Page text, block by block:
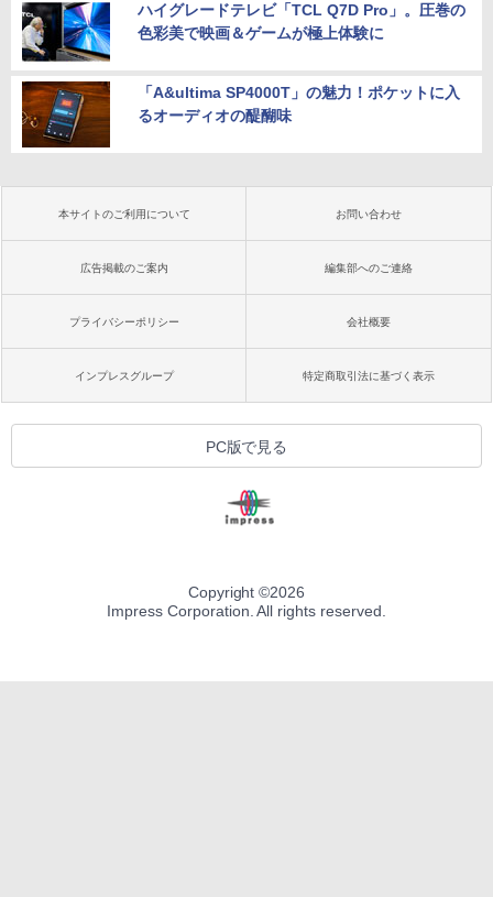
ハイグレードテレビ「TCL Q7D Pro」。圧巻の
色彩美で映画＆ゲームが極上体験に
「A&ultima SP4000T」の魅力！ポケットに入
るオーディオの醍醐味
本サイトのご利用について お問い合わせ
広告掲載のご案内 編集部へのご連絡
プライバシーポリシー 会社概要
インプレスグループ 特定商取引法に基づく表示
PC版で見る
Copyright ©2026
Impress Corporation. All rights reserved.